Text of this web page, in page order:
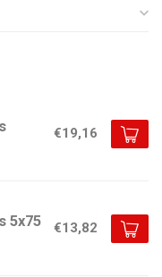
€19,16
5x75
€13,82